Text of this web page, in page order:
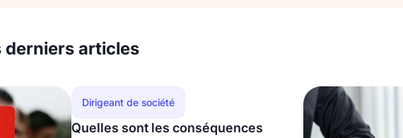
derniers articles
Dirigeant de société
Quelles sont les conséquences